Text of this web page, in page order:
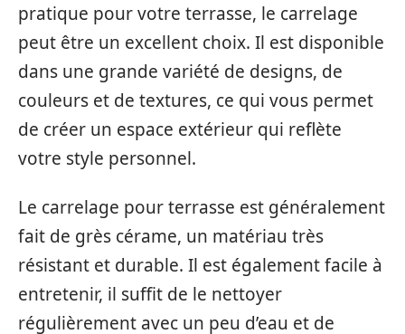
pratique pour votre terrasse, le carrelage
peut être un excellent choix. Il est disponible
dans une grande variété de designs, de
couleurs et de textures, ce qui vous permet
de créer un espace extérieur qui reflète
votre style personnel.
Le carrelage pour terrasse est généralement
fait de grès cérame, un matériau très
résistant et durable. Il est également facile à
entretenir, il suffit de le nettoyer
régulièrement avec un peu d’eau et de